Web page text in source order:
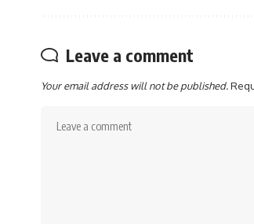
Leave a comment
Your email address will not be published.